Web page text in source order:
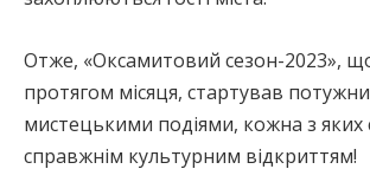
Отже, «Оксамитовий сезон-2023»,
протягом місяця, стартував
мистецькими подіями, кожна з яких
справжнім культурним відкриттям!